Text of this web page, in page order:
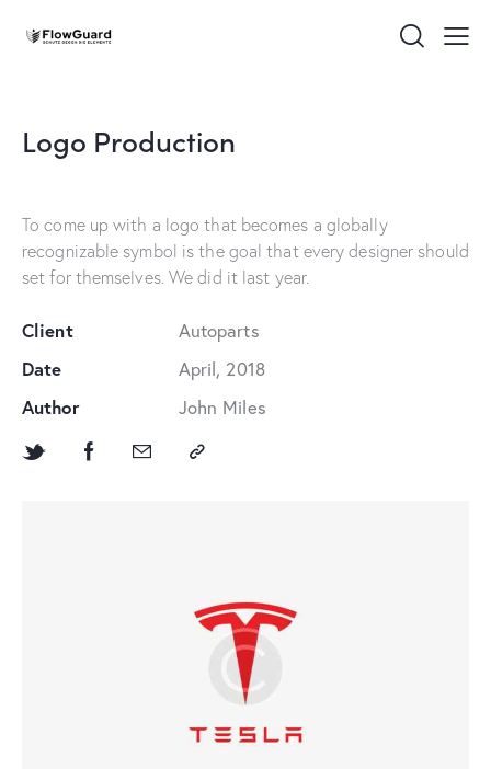
Logo Production
To come up with a logo that becomes a globally
recognizable symbol is the goal that every designer should
set for themselves. We did it last year.
Client
Autoparts
Date
April, 2018
Author
John Miles